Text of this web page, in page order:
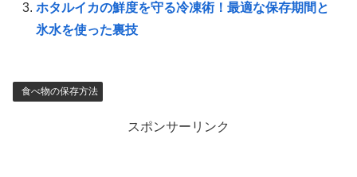
ホタルイカの鮮度を守る冷凍術！最適な保存期間と
氷水を使った裏技
食べ物の保存方法
スポンサーリンク